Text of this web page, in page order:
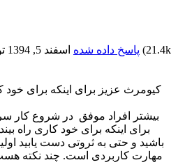
پاسخ داده شده اسفند 5, 1394 (
21.4k
کیومرث عزیز برای اینکه برای خود
بیشتر افراد موفق در شروع کار
برای اینکه برای خود کاری راه
باشید و حتی به ثروتی دست یابید
مهارت کاربردی است. چند نکته هست